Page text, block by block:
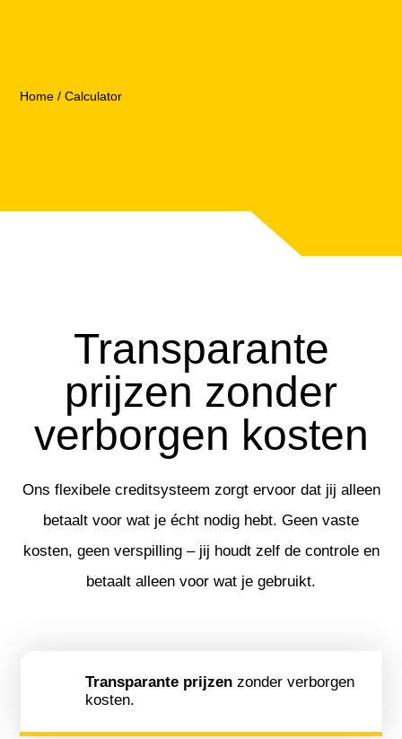
Home /Calculator
Trans­parante
prijzen zonder
verborgen kosten
Ons flexibele creditsysteem zorgt ervoor dat jij alleen
betaalt voor wat je écht nodig hebt. Geen vaste
kosten, geen verspilling – jij houdt zelf de controle en
betaalt alleen voor wat je gebruikt.
Transparante prijzenzonder verborgen
kosten.